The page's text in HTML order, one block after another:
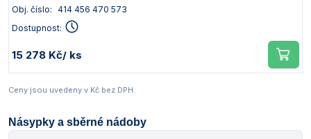
Obj. číslo: 414 456 470 573
Dostupnost:
15 278 Kč/ ks
Ceny jsou uvedeny v Kč bez DPH.
Násypky a sběrné nádoby